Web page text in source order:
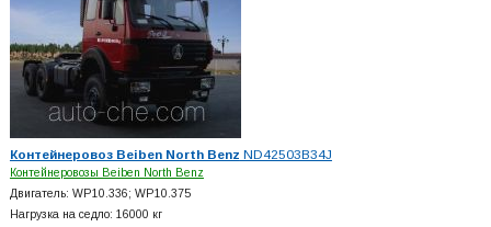
Контейнеровоз Beiben North Benz ND42503B34J
Контейнеровозы Beiben North Benz
Двигатель: WP10.336; WP10.375
Нагрузка на седло: 16000 кг